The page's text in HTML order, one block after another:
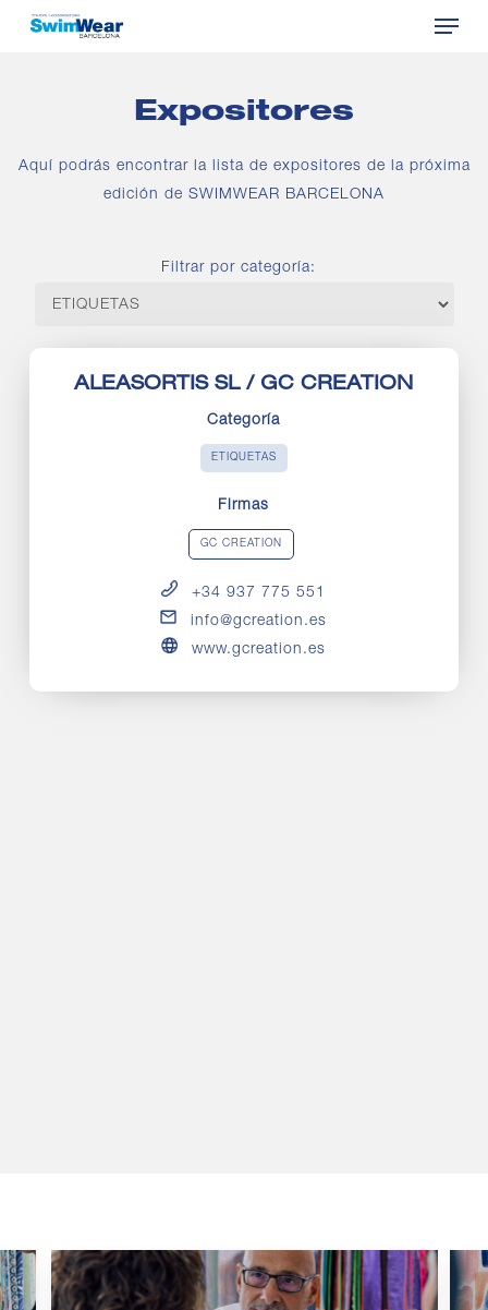
Skip
Menu
Expositores
Aquí podrás encontrar la lista de expositores de la próxima
edición de SWIMWEAR BARCELONA
Filtrar por categoría:
ALEASORTIS SL / GC CREATION
Categoría
ETIQUETAS
Firmas
GC CREATION
+34 937 775 551
info@gcreation.es
www.gcreation.es